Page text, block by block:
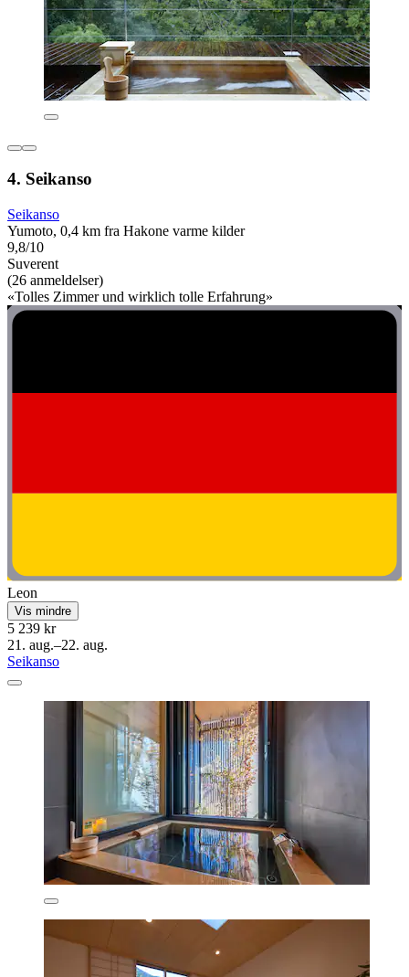
4. Seikanso
Seikanso
Yumoto, 0,4 km fra Hakone varme kilder
9,8/10
Suverent
(26 anmeldelser)
«Tolles Zimmer und wirklich tolle Erfahrung»
Leon
Vis mindre
5 239 kr
21. aug.–22. aug.
Seikanso